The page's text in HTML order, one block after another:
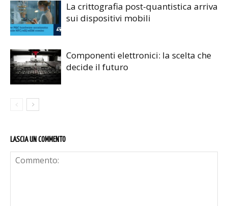
La crittografia post-quantistica arriva
sui dispositivi mobili
Componenti elettronici: la scelta che
decide il futuro
LASCIA UN COMMENTO